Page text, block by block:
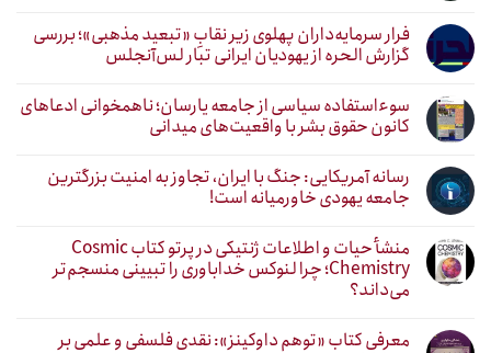
فرار سرمایه‌داران پهلوی زیر نقابِ «تبعید مذهبی»؛ بررسی
گزارش الحره از یهودیان ایرانی تبار لس‌آنجلس
سوءاستفاده سیاسی از جامعه یارسان؛ ناهمخوانی ادعاهای
کانون حقوق بشر با واقعیت‌های میدانی
رسانه آمریکایی: جنگ با ایران، تجاوز به امنیت بزرگترین
جامعه یهودی خاورمیانه است!
منشأ حیات و اطلاعات ژنتیکی در پرتو کتاب Cosmic
Chemistry؛ چرا لنوکس خداباوری را تبیینی منسجم‌تر
می‌داند؟
معرفی کتاب «توهم داوکینز»: نقدی فلسفی و علمی بر